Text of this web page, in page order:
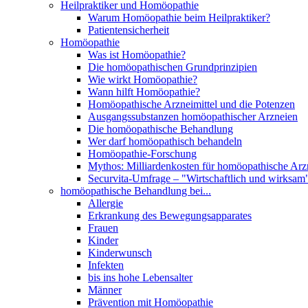
Heilpraktiker und Homöopathie
Warum Homöopathie beim Heilpraktiker?
Patientensicherheit
Homöopathie
Was ist Homöopathie?
Die homöopathischen Grundprinzipien
Wie wirkt Homöopathie?
Wann hilft Homöopathie?
Homöopathische Arzneimittel und die Potenzen
Ausgangssubstanzen homöopathischer Arzneien
Die homöopathische Behandlung
Wer darf homöopathisch behandeln
Homöopathie-Forschung
Mythos: Milliardenkosten für homöopathische
Securvita-Umfrage – "Wirtschaftlich und
homöopathische Behandlung bei...
Allergie
Erkrankung des Bewegungsapparates
Frauen
Kinder
Kinderwunsch
Infekten
bis ins hohe Lebensalter
Männer
Prävention mit Homöopathie